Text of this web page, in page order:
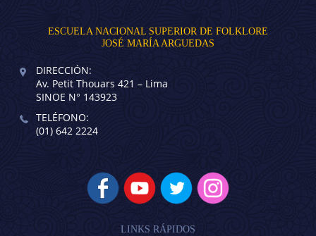
ESCUELA NACIONAL SUPERIOR DE FOLKLORE
JOSÉ MARÍA ARGUEDAS
DIRECCIÓN:
Av. Petit Thouars 421 – Lima
SINOE N° 143923
TELÉFONO:
(01) 642 2224
LINKS RÁPIDOS